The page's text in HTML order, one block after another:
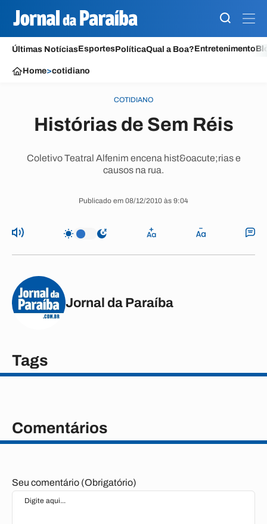
Últimas NotíciasEsportesPolíticaQual a Boa?Entretenimento
Home>cotidiano
COTIDIANO
Histórias de Sem Réis
Coletivo Teatral Alfenim encena hist&oacute;rias e
causos na rua.
Publicado em 08/12/2010 às 9:04
Jornal da Paraíba
Tags
Comentários
Seu comentário (Obrigatório)